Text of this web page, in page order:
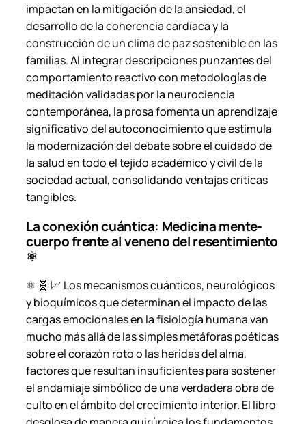
impactan en la mitigación de la ansiedad, el
desarrollo de la coherencia cardíaca y la
construcción de un clima de paz sostenible en las
familias. Al integrar descripciones punzantes del
comportamiento reactivo con metodologías de
meditación validadas por la neurociencia
contemporánea, la prosa fomenta un aprendizaje
significativo del autoconocimiento que estimula
la modernización del debate sobre el cuidado de
la salud en todo el tejido académico y civil de la
sociedad actual, consolidando ventajas críticas
tangibles.
La conexión cuántica: Medicina mente-
cuerpo frente al veneno del resentimiento
⚛️
⚛️ 🧬 📈 Los mecanismos cuánticos, neurológicos
y bioquímicos que determinan el impacto de las
cargas emocionales en la fisiología humana van
mucho más allá de las simples metáforas poéticas
sobre el corazón roto o las heridas del alma,
factores que resultan insuficientes para sostener
el andamiaje simbólico de una verdadera obra de
culto en el ámbito del crecimiento interior. El libro